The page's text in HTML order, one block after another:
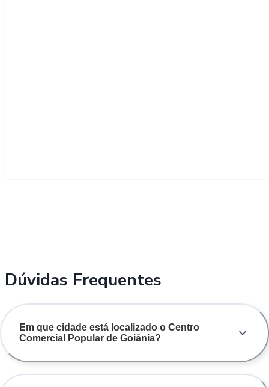
Dúvidas Frequentes
Em que cidade está localizado o Centro
Comercial Popular de Goiânia?